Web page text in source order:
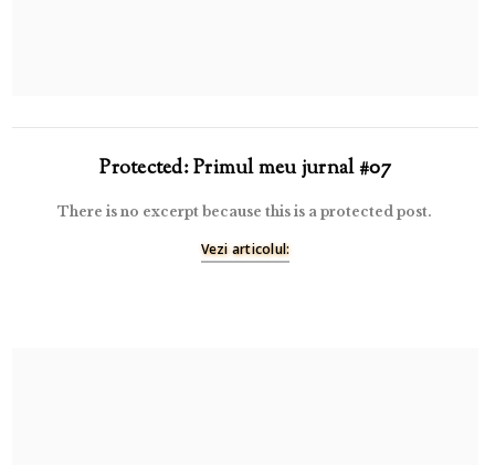
Protected: Primul meu jurnal #07
There is no excerpt because this is a protected post.
Vezi articolul: